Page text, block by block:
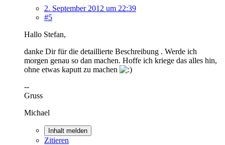
2. September 2012 um 22:39
#5
Hallo Stefan,
danke Dir für die detaillierte Beschreibung . Werde ich
morgen genau so dan machen. Hoffe ich kriege das alles hin,
ohne etwas kaputt zu machen
--
Gruss
Michael
Inhalt melden
Zitieren